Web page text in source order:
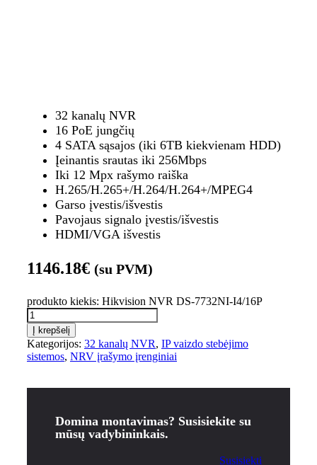
32 kanalų NVR
16 PoE jungčių
4 SATA sąsajos (iki 6TB kiekvienam HDD)
Įeinantis srautas iki 256Mbps
Iki 12 Mpx rašymo raiška
H.265/H.265+/H.264/H.264+/MPEG4
Garso įvestis/išvestis
Pavojaus signalo įvestis/išvestis
HDMI/VGA išvestis
1146.18€ (su PVM)
produkto kiekis: Hikvision NVR DS-7732NI-I4/16P
Į krepšelį
Kategorijos: 32 kanalų NVR, IP vaizdo stebėjimo
sistemos, NRV įrašymo įrenginiai
Domina montavimas? Susisiekite su
mūsų vadybininkais.
Susisiekti